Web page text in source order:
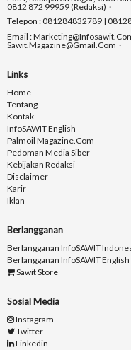
0812 872 99959 (Redaksi)
Telepon : 081284832789 |
Email :
Sawit.magazine@gmail.com
Links
Home
Tentang
Kontak
InfoSAWIT English
Palmoil Magazine.com
Pedoman Media Siber
Kebijakan Redaksi
Disclaimer
Karir
Iklan
Berlangganan
Berlangganan InfoSAWIT
Berlangganan InfoSAWIT English
Sawit Store
Sosial Media
Instagram
Twitter
Linkedin